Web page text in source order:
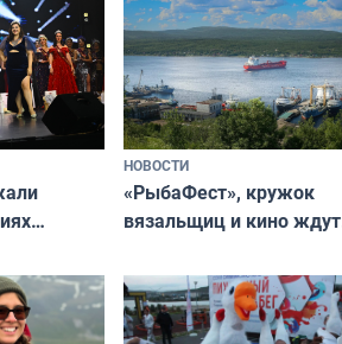
НОВОСТИ
«РыбаФест», кружок
вязальщиц и кино ждут